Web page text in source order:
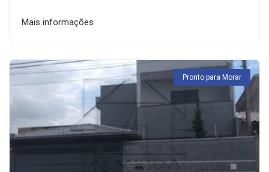
Mais informações
Pronto para Morar